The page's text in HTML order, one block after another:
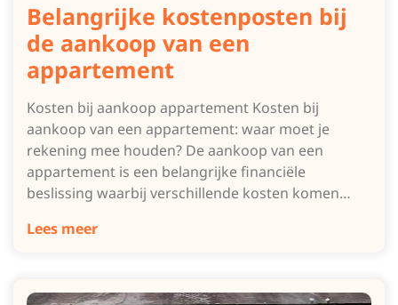
Belangrijke kostenposten bij
de aankoop van een
appartement
Kosten bij aankoop appartement Kosten bij
aankoop van een appartement: waar moet je
rekening mee houden? De aankoop van een
appartement is een belangrijke financiële
beslissing waarbij verschillende kosten komen…
Lees meer